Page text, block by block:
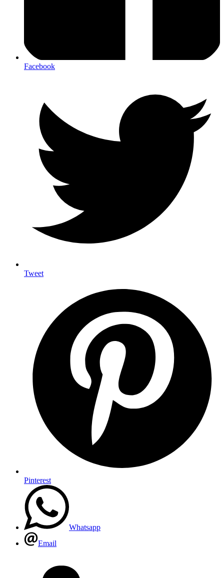
Facebook
Tweet
Pinterest
Whatsapp
Email